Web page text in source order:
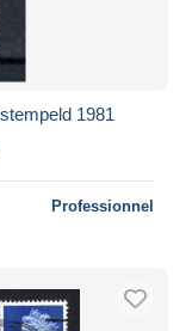
1981
Professionnel